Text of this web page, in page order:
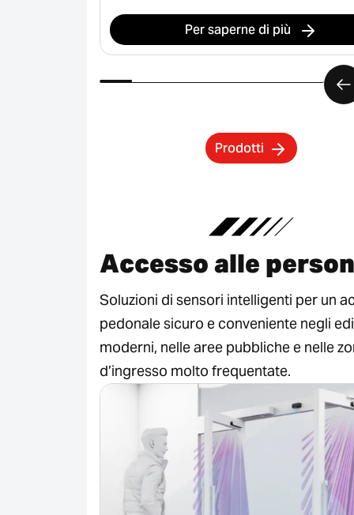
Per saperne di più
Prodotti
Accesso alle
Soluzioni di sensori intelligenti per un
pedonale sicuro e conveniente negli
moderni, nelle aree pubbliche e nelle
d’ingresso molto frequentate.